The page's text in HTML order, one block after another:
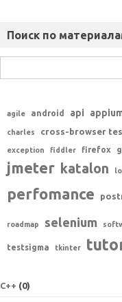
Поиск по
agile android api
charles cross-browser
exception fiddler firefox
jmeter katalon
perfomance
roadmap selenium
testsigma tkinter
C++ (0)